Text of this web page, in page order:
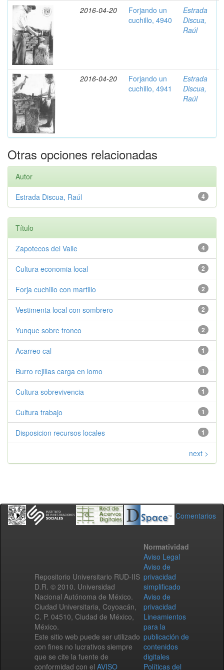
2016-04-20
Forjando un
cuchillo, 4940
Estrada
Discua,
Raúl
2016-04-20
Forjando un
cuchillo, 4941
Estrada
Discua,
Raúl
Otras opciones relacionadas
Autor
4
Estrada Discua, Raúl
Título
4
Zapotecos del Valle
2
Cultura economia local
2
Forja cuchillo con martillo
2
Vestimenta local con sombrero
2
Yunque sobre tronco
1
Acarreo cal
1
Burro rejillas carga en lomo
1
Cultura sobrevivencia
1
Cultura trabajo
1
Disposicion recursos locales
next >
Comentarios
Repositorio Universitario RUD-IIS
D.R. © 2010. Universidad
Nacional Autónoma de México.
Ciudad Universitaria, Coyoacán,
C. P. 04510, Ciudad de México,
México.
Este sitio web puede ser utilizado
con fines no lucrativos siempre
que se cite la fuente de
conformidad con el AVISO
Normatividad
Aviso Legal
Aviso de
privacidad
simplificado
Aviso de
privacidad
Lineamientos
para la
publicación de
contenidos
digitales
Políticas del